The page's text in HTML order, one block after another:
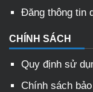
Đăng thông tin
CHÍNH SÁCH
Quy định sử
Chính sách